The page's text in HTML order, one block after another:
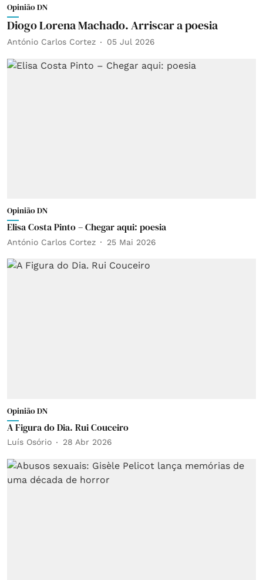
Opinião DN
Diogo Lorena Machado. Arriscar a poesia
António Carlos Cortez 05 Jul 2026
Opinião DN
Elisa Costa Pinto – Chegar aqui: poesia
António Carlos Cortez 25 Mai 2026
Opinião DN
A Figura do Dia. Rui Couceiro
Luís Osório 28 Abr 2026